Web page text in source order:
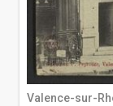
Valence-sur-